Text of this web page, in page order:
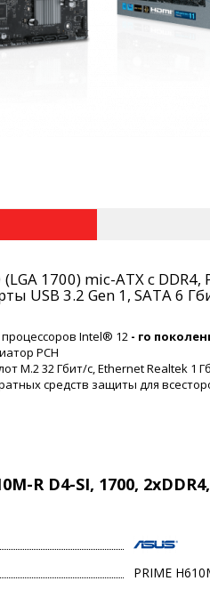
1700) mic-ATX с DDR4,
USB 3.2 Gen 1, SATA 6
процессоров Intel® 12 - го
PCH
M.2 32 Гбит/с, Ethernet Realtek 1
средств защиты для
R D4-SI, 1700,
PRIME